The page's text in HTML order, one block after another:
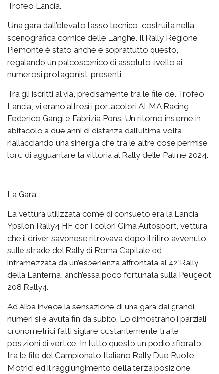
Trofeo Lancia.
Una gara dall’elevato tasso tecnico, costruita nella
scenografica cornice delle Langhe. Il Rally Regione
Piemonte è stato anche e soprattutto questo,
regalando un palcoscenico di assoluto livello ai
numerosi protagonisti presenti.
Tra gli iscritti al via, precisamente tra le file del Trofeo
Lancia, vi erano altresì i portacolori ALMA Racing,
Federico Gangi e Fabrizia Pons. Un ritorno insieme in
abitacolo a due anni di distanza dall’ultima volta,
riallacciando una sinergia che tra le altre cose permise
loro di agguantare la vittoria al Rally delle Palme 2024.
La Gara:
La vettura utilizzata come di consueto era la Lancia
Ypsilon Rally4 HF con i colori Gima Autosport, vettura
che il driver savonese ritrovava dopo il ritiro avvenuto
sulle strade del Rally di Roma Capitale ed
inframezzata da un’esperienza affrontata al 42°Rally
della Lanterna, anch’essa poco fortunata sulla Peugeot
208 Rally4.
Ad Alba invece la sensazione di una gara dai grandi
numeri si è avuta fin da subito. Lo dimostrano i parziali
cronometrici fatti siglare costantemente tra le
posizioni di vertice. In tutto questo un podio sfiorato
tra le file del Campionato Italiano Rally Due Ruote
Motrici ed il raggiungimento della terza posizione